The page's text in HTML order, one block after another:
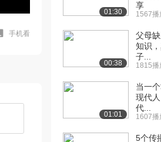
手机看
01:30
享
1567播
00:38
父母
知识
子...
1815播
01:01
当一
现代
代...
1607播
5个传